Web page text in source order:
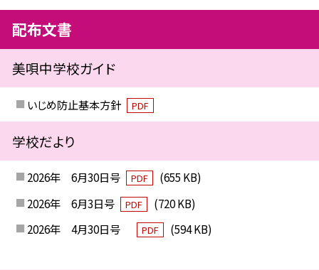
配布文書
美唄中学校ガイド
いじめ防止基本方針 PDF
学校だより
2026年 6月30日号 PDF
(655 KB)
2026年 6月3日号
PDF
(720 KB)
2026年 4月30日号
PDF (594 KB)